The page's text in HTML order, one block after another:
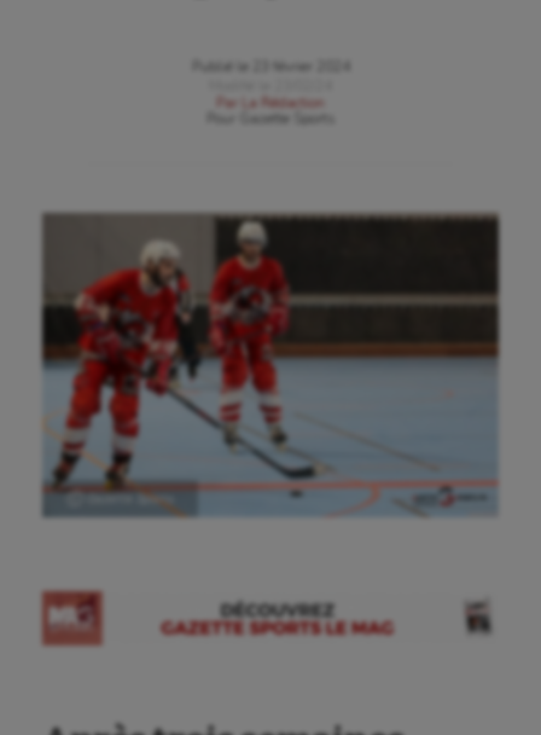
Publié le
23 février 2024
Par
La Rédaction
Gazette Sports
Ⓒ Gazette Sports